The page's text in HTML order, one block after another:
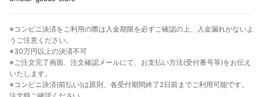
※コンビニ決済をご利用の際は入金期限を必ずご確認の上、入金漏れがないよ
うご注意ください。
※30万円以上の決済不可
※ご注文完了画面、注文確認メールにて、お支払い方法(受付番号等)をお伝え
いたします。
※コンビニ決済(前払い)は原則、各受付期間終了2日前までご利用可能です。